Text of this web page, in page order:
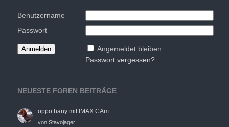
Benutzername
Passwort
Angemeldet bleiben
Passwort vergessen?
NEUESTE FOREN BEITRÄGE
oppo hany mit IMAX CAm
von Stavojager